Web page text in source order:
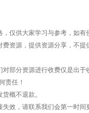
仅供大家学习与参考，如有
资源，提供资源分享，不
部分资源进行收费仅是出
责任！
概不退款。
效，请联系我们会第一时间